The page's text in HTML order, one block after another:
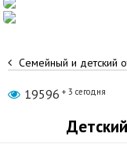
Семейный и детский
19596 + 3 сегодня